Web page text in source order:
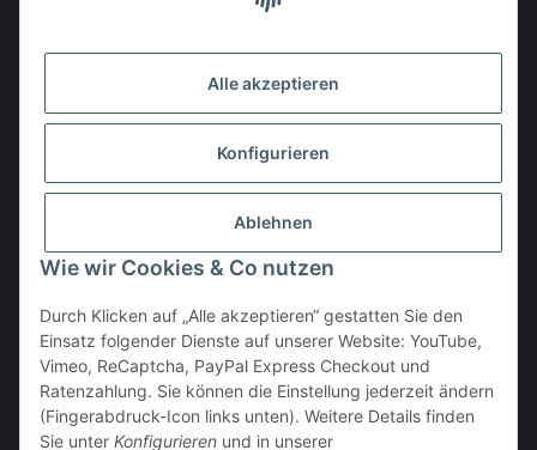
Vertrag widerrufen
Alle akzeptieren
Konfigurieren
Ablehnen
Wie wir Cookies & Co nutzen
Durch Klicken auf „Alle akzeptieren“ gestatten Sie den
Einsatz folgender Dienste auf unserer Website: YouTube,
Vimeo, ReCaptcha, PayPal Express Checkout und
Ratenzahlung. Sie können die Einstellung jederzeit ändern
(Fingerabdruck-Icon links unten). Weitere Details finden
Sie unter Konfigurieren und in unserer